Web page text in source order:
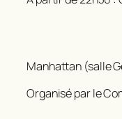
Manhattan (salle
Organisé par le